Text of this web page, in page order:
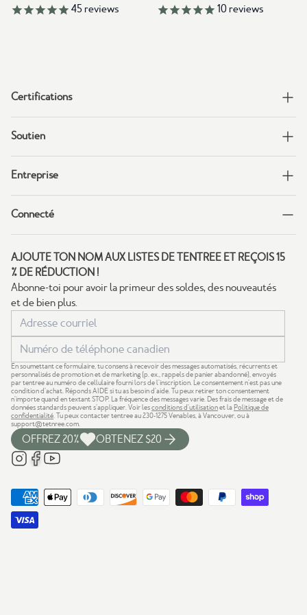
45 reviews 10 reviews
Certifications
Soutien
Entreprise
Connecté
AJOUTE TON NOM AUX LISTES DE TENTREE ET REÇOIS 15
% DE RÉDUCTION !
Abonne-toi pour avoir la primeur des soldes, des nouveautés
et de bien plus.
En soumettant ce formulaire, tu consens à recevoir des messages automatisés, récurrents et
personnalisés de promotion et de marketing (p. ex., rappels de panier abandonné), envoyés
par tentree au numéro de cellulaire fourni lors de l’inscription. Le consentement n’est pas une
condition d’achat. Réponds AIDE si tu as besoin d’aide. Tu peux retirer ton consentement
n’importe quand en textant STOP. La fréquence des messages varie. Des frais de message et de
données standards peuvent s’appliquer. Voir lesconditions d’utilisationet la Politique de
confidentialité . Tu peux contacter tentree au 230-1275 Venables, à Vancouver, ou à
support@tetnree.com
OFFREZ 20% OBTENEZ $20